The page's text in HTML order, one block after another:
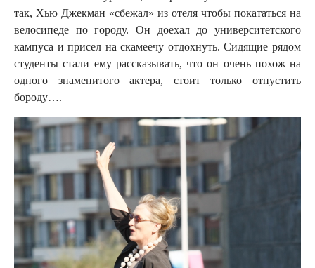
так, Хью Джекман «сбежал» из отеля чтобы покататься на
велосипеде по городу. Он доехал до университетского
кампуса и присел на скамеечу отдохнуть. Сидящие рядом
студенты стали ему рассказывать, что он очень похож на
одного знаменитого актера, стоит только отпустить
бороду….